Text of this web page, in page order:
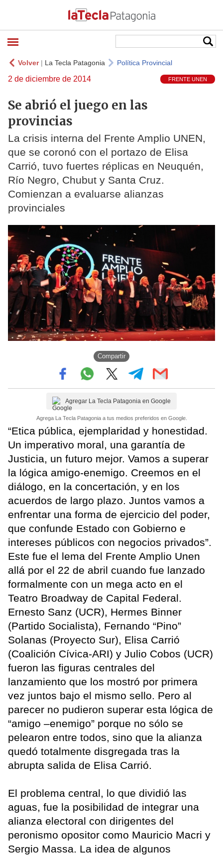
Volver| La Tecla Patagonia Política Provincial
2 de diciembre de 2014 FRENTE UNEN
Se abrió el juego en las
provincias
La crisis interna del Frente Amplio UNEN,
que se coronó con el portazo de Elisa
Carrió, tuvo fuertes réplicas en Neuquén,
Río Negro, Chubut y Santa Cruz.
Comienzan a evaluarse alianzas
provinciales
Compartir
Agregar La Tecla Patagonia en Google
Agrega La Tecla Patagonia a tus medios preferidos en Google.
“Etica pública, ejemplaridad y honestidad.
Un imperativo moral, una garantía de
Justicia, un futuro mejor. Vamos a superar
la lógica amigo-enemigo. Creemos en el
diálogo, en la concertación, y en los
acuerdos de largo plazo. Juntos vamos a
enfrentar una forma de ejercicio del poder,
que confunde Estado con Gobierno e
intereses públicos con negocios privados”.
Este fue el lema del Frente Amplio Unen
allá por el 22 de abril cuando fue lanzado
formalmente con un mega acto en el
Teatro Broadway de Capital Federal.
Ernesto Sanz (UCR), Hermes Binner
(Partido Socialista), Fernando “Pino”
Solanas (Proyecto Sur), Elisa Carrió
(Coalición Cívica-ARI) y Julio Cobos (UCR)
fueron las figuras centrales del
lanzamiento que los mostró por primera
vez juntos bajo el mismo sello. Pero al
parecer no pudieron superar esta lógica de
“amigo –enemigo” porque no sólo se
pelearon entre todos, sino que la alianza
quedó totalmente disgregada tras la
abrupta salida de Elisa Carrió.
El problema central, lo que dividió las
aguas, fue la posibilidad de integrar una
alianza electoral con dirigentes del
peronismo opositor como Mauricio Macri y
Sergio Massa. La idea de algunos